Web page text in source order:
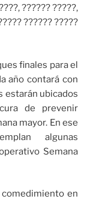
?????? ?????,
?????? ?????
finales para el
año contará con
estarán ubicados
de prevenir
mayor. En ese
algunas
Semana
en